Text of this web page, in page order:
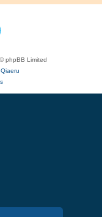
phpBB Limited
Qiaeru